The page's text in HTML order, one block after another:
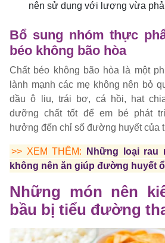
nên sử dụng với lượng vừa
Bổ sung nhóm thực
béo không bão hòa
Chất béo không bão hòa là một
lành mạnh các mẹ không nên bỏ
dầu ô liu, trái bơ, cá hồi, hạt
dưỡng chất tốt để em bé phát
hưởng đến chỉ số đường huyết của
>> XEM THÊM:
Những loại rau
không nên ăn giúp đường huyết
Những món nên
bầu bị tiểu đường